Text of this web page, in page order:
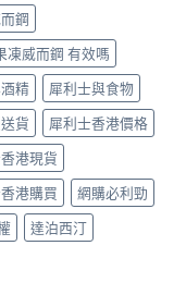
鋼
凍威而鋼 有效嗎
精
犀利士與食物
貨
犀利士香港價格
港現貨
港購買
網購必利勁
達泊西汀